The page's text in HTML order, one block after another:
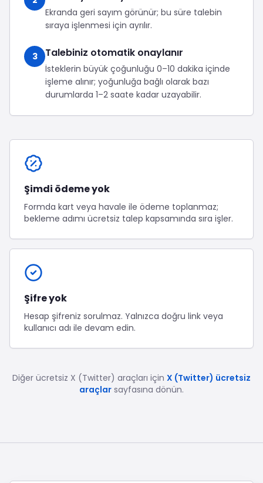
Ekranda geri sayım görünür; bu süre talebin
sıraya işlenmesi için ayrılır.
3 Talebiniz otomatik onaylanır
İsteklerin büyük çoğunluğu 0–10 dakika içinde
işleme alınır; yoğunluğa bağlı olarak bazı
durumlarda 1–2 saate kadar uzayabilir.
Şimdi ödeme yok
Formda kart veya havale ile ödeme toplanmaz;
bekleme adımı ücretsiz talep kapsamında sıra işler.
Şifre yok
Hesap şifreniz sorulmaz. Yalnızca doğru link veya
kullanıcı adı ile devam edin.
Diğer ücretsiz X (Twitter) araçları için X (Twitter) ücretsiz
araçlar sayfasına dönün.